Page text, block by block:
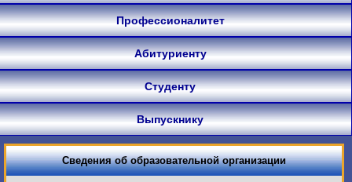
Профессионалитет
Абитуриенту
Студенту
Выпускнику
Сведения об образовательной организации